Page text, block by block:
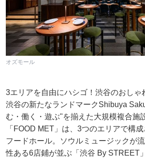
オズモール
3エリアを自由にハシゴ！渋谷のおしゃ
渋谷の新たなランドマークShibuya
む・働く・遊ぶ"を揃えた大規模複合施
「FOOD MET」は、3つのエリアで構
フードホール。ソウルミュージックが
性ある6店鋪が並ぶ「渋谷 By STREET